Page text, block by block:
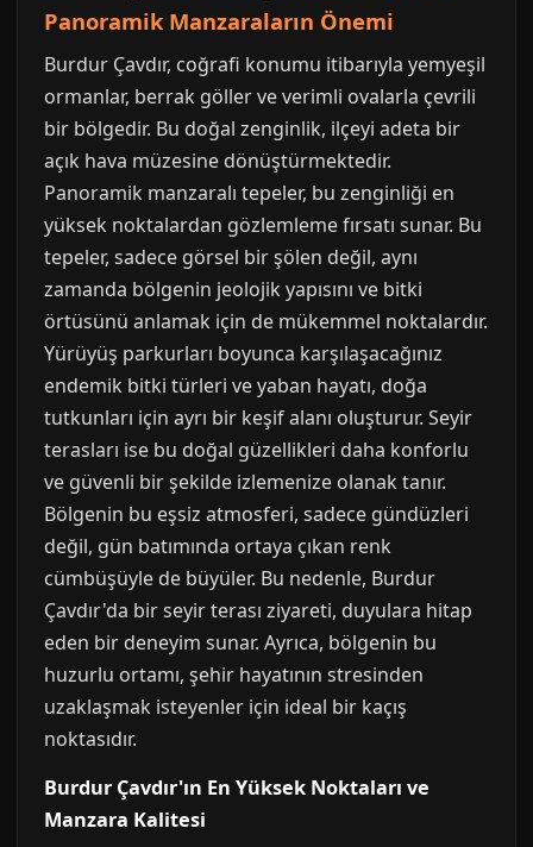
Panoramik Manzaraların Önemi
Burdur Çavdır, coğrafi konumu itibarıyla yemyeşil
ormanlar, berrak göller ve verimli ovalarla çevrili
bir bölgedir. Bu doğal zenginlik, ilçeyi adeta bir
açık hava müzesine dönüştürmektedir.
Panoramik manzaralı tepeler, bu zenginliği en
yüksek noktalardan gözlemleme fırsatı sunar. Bu
tepeler, sadece görsel bir şölen değil, aynı
zamanda bölgenin jeolojik yapısını ve bitki
örtüsünü anlamak için de mükemmel noktalardır.
Yürüyüş parkurları boyunca karşılaşacağınız
endemik bitki türleri ve yaban hayatı, doğa
tutkunları için ayrı bir keşif alanı oluşturur. Seyir
terasları ise bu doğal güzellikleri daha konforlu
ve güvenli bir şekilde izlemenize olanak tanır.
Bölgenin bu eşsiz atmosferi, sadece gündüzleri
değil, gün batımında ortaya çıkan renk
cümbüşüyle de büyüler. Bu nedenle, Burdur
Çavdır'da bir seyir terası ziyareti, duyulara hitap
eden bir deneyim sunar. Ayrıca, bölgenin bu
huzurlu ortamı, şehir hayatının stresinden
uzaklaşmak isteyenler için ideal bir kaçış
noktasıdır.
Burdur Çavdır'ın En Yüksek Noktaları ve
Manzara Kalitesi